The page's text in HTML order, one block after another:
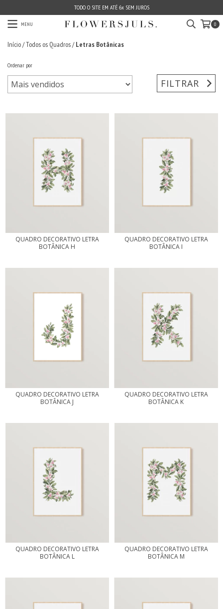
TODO O SITE EM ATÉ 6x SEM JUROS
MENU 0
Início/Todos os Quadros/ Letras Botânicas
Ordenar por
FILTRAR
QUADRO DECORATIVO LETRA
BOTÂNICA H
QUADRO DECORATIVO LETRA
BOTÂNICA I
QUADRO DECORATIVO LETRA
BOTÂNICA J
QUADRO DECORATIVO LETRA
BOTÂNICA K
QUADRO DECORATIVO LETRA
BOTÂNICA L
QUADRO DECORATIVO LETRA
BOTÂNICA M